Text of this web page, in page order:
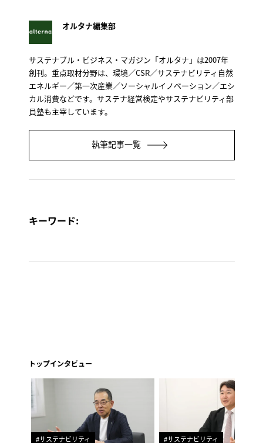
オルタナ編集部
サステナブル・ビジネス・マガジン「オルタナ」は2007年
創刊。重点取材分野は、環境／CSR／サステナビリティ自然
エネルギー／第一次産業／ソーシャルイノベーション／エシ
カル消費などです。サステナ経営検定やサステナビリティ部
員塾も主宰しています。
執筆記事一覧
キーワード:
トップインタビュー
#サステナビリティ #サステナビリティ